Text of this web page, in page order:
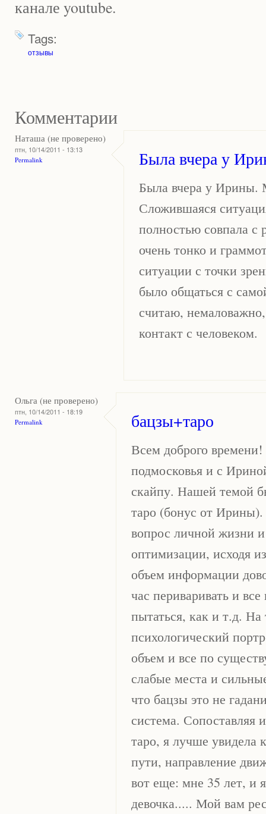
канале youtube.
Tags:
отзывы
Комментарии
Наташа (не проверено)
птн, 10/14/2011 - 13:13
Permalink Была вчера у
Была вчера у Ирины.
Сложившаяся
полностью совпала с
очень тонко и
ситуации с точки
было общаться с
считаю,
контакт с человеком.
Ольга (не проверено)
птн, 10/14/2011 - 18:19
Permalink бацзы+таро
Всем доброго
подмосковья и с
скайпу. Нашей темой
таро (бонус от
вопрос личной жизни
оптимизации, исходя
объем информации
час периваривать и
пытаться, как и т.д.
психологический
объем и все по
слабые места и
что бацзы это не
система.
таро, я лучше увидела
пути, направление
вот еще: мне 35 лет, и
девочка..... Мой вам